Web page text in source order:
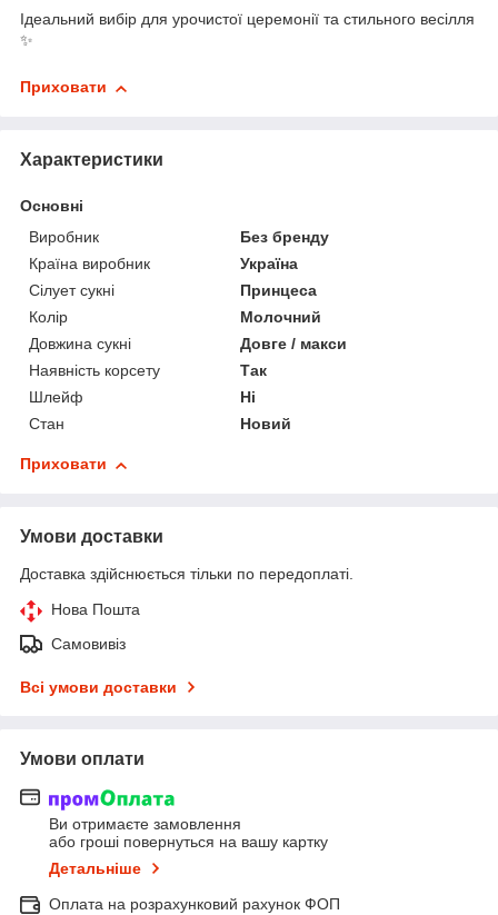
Ідеальний вибір для урочистої церемонії та стильного весілля
✨
Приховати
Характеристики
Основні
Виробник
Без бренду
Країна виробник
Україна
Сілует сукні
Принцеса
Колір
Молочний
Довжина сукні
Довге / макси
Наявність корсету
Так
Шлейф
Ні
Стан
Новий
Приховати
Умови доставки
Доставка здійснюється тільки по передоплаті.
Нова Пошта
Самовивіз
Всі умови доставки
Умови оплати
Ви отримаєте замовлення
або гроші повернуться на вашу картку
Детальніше
Оплата на розрахунковий рахунок ФОП